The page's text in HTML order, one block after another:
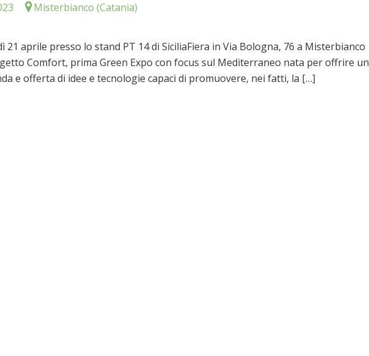
Misterbianco (Catania)
21 aprile presso lo stand PT 14 di SiciliaFiera in Via Bologna, 76 a Misterbianco
Comfort, prima Green Expo con focus sul Mediterraneo nata per offrire un
e offerta di idee e tecnologie capaci di promuovere, nei fatti, la […]